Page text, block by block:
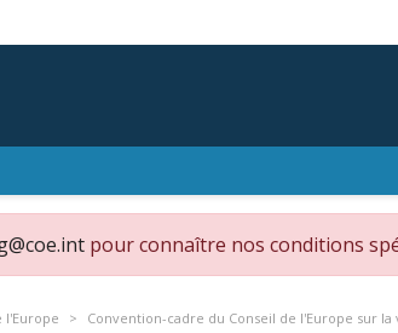
pour connaître nos conditions
l'Europe Convention-cadre du Conseil de l'Europe sur